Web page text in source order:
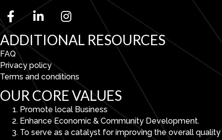
facebooklinked in Instagram
ADDITIONAL RESOURCES
FAQ
Privacy policy
Terms and conditions
OUR CORE VALUES
Promote local Business
Enhance Economic & Community Development.
To serve as a catalyst for improving the overall quality